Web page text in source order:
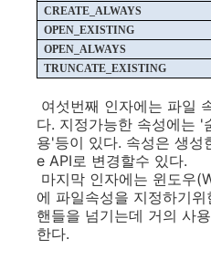
CREATE_ALWAYS
OPEN_EXISTING
OPEN_ALWAYS
TRUNCATE_EXISTING
여섯번째 인자에는 파일
다. 지정가능한 속성에는 '
용'등이 있다. 속성은 생
e API로 변경할수 있다.
마지막 인자에는 윈도우
에 파일속성을 지정하기
핸들을 넘기는데 거의 사
한다.